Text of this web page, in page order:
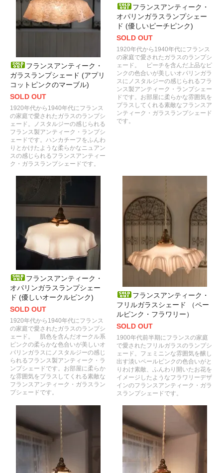
フランスアンティーク・
ガラスランプシェード (アプリ
コットピンクのマーブル)
SOLD OUT
1920年代から1940年代にフランス
の家庭で愛されたガラスのランプシ
ェード。ノスタルジーの感じられる
フランス製アンティーク・ランプシ
ェードです。ハンカチーフをふんわ
りとかけたような柔らかなニュアン
スの感じられるフランスアンティー
ク・ガラスランプシェードです。
フランスアンティーク・
オパリンガラスランプシェー
ド (優しいピーチピンク)
SOLD OUT
1920年代から1940年代にフランス
の家庭で愛されたガラスのランプシ
ェード。 ピーチを含んだ上品なピ
ンクの色合いが美しいオパリンガラ
スにノスタルジーの感じられるフラ
ンス製アンティーク・ランプシェー
ドです。お部屋に柔らかな雰囲気を
プラスしてくれる素敵なフランスア
ンティーク・ガラスランプシェード
です。
フランスアンティーク・
オパリンガラスランプシェー
ド (優しいオークルピンク)
SOLD OUT
1920年代から1940年代にフランス
の家庭で愛されたガラスのランプシ
ェード。 肌色を含んだオークル系
ピンクの柔らかな色合いが美しいオ
パリンガラスにノスタルジーの感じ
られるフランス製アンティーク・ラ
ンプシェードです。お部屋に柔らか
な雰囲気をプラスしてくれる素敵な
フランスアンティーク・ガラスラン
プシェードです。
フランスアンティーク・
フリルガラスシェード （ペー
ルピンク・フラワリー）
SOLD OUT
1900年代前半期にフランスの家庭
で愛されたフリルガラスのランプシ
ェード。フェミニンな雰囲気を醸し
出す淡いペールピンクの色合いがと
りわけ素敵、ふんわり開いたお花を
イメージしたようなフラワリーデザ
インのフランスアンティーク・ガラ
スランプシェードです。